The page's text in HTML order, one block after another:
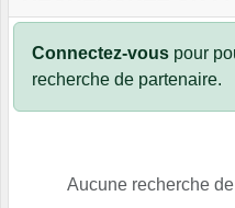
Connectez-vous pour
recherche de partenaire.
Aucune recherche